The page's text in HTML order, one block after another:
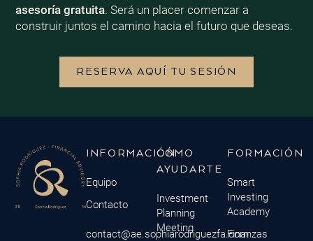
asesoría gratuita. Será un placer comenzar a
construir juntos el camino hacia el futuro que deseas.
RESERVA AQUÍ TU SESIÓN
INFORMACIÓN
Equipo
Contacto
contact@ae.sophiarodriguezfa.com
CÓMO
AYUDARTE
Investment
Planning
Meeting
FORMACIÓN
Smart
Investing
Academy
Finanzas